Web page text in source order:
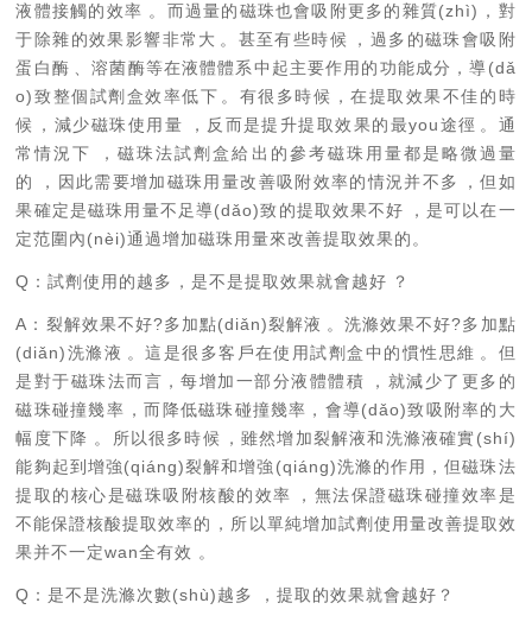
液體接觸的效率。 而過量的磁珠也會吸附更多的雜質(zhì) ，對
于除雜的效果影響非常大。甚至有些時候，過多的磁珠會吸附
蛋白酶、溶菌酶等在液體體系中起主要作用的功能成分，導(dǎ
o)致整個試劑盒效率低下。有很多時候，在提取效果不佳的時
候，減少磁珠使用量，反而是提升提取效果的最you途徑。 通
常情況下，磁珠法試劑盒給出的參考磁珠用量都是略微過量
的
，因此需要增加磁珠用量改善吸附效率的情況并不多，但如
果確定是磁珠用量不足導(dǎo)致的提取效果不好，是可以在一
定范圍內(nèi)通過增加磁珠用量來改善提取效果的。
Q ：試劑使用的越多，是不是提取效果就會越好？
A ： 裂解效果不好?多加點(diǎn)裂解液。洗滌效果不好?多加點
(diǎn)洗滌液。這是很多客戶在使用試劑盒中的慣性思維。 但
是對于磁珠法而言，每增加一部分液體體積，就減少了更多的
磁珠碰撞幾率 ，而降低磁珠碰撞幾率，會導(dǎo)致吸附率的大
幅度下降。所以很多時候，雖然增加裂解液和洗滌液確實(shí)
能夠起到增強(qiáng)裂解和增強(qiáng)洗滌的作用，但磁珠法
提取的核心是磁珠吸附核酸的效率，無法保證磁珠碰撞效率是
不能保證核酸提取效率的，所以單純增加試劑使用量改善提取效
果并不一定wan全有效。
Q ：是不是洗滌次數(shù)越多，提取的效果就會越好？